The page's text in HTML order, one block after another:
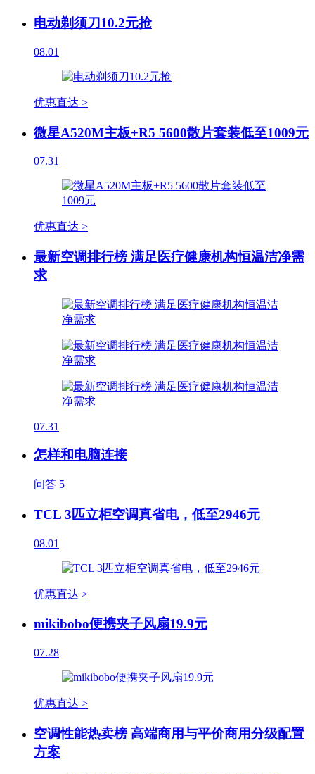
电动剃须刀10.2元抢
08.01
优惠直达 >
微星A520M主板+R5 5600散片套装低至1009元
07.31
优惠直达 >
最新空调排行榜 满足医疗健康机构恒温洁净需
求
07.31
怎样和电脑连接
问答 5
TCL 3匹立柜空调真省电，低至2946元
08.01
优惠直达 >
mikibobo便携夹子风扇19.9元
07.28
优惠直达 >
空调性能热卖榜 高端商用与平价商用分级配置
方案